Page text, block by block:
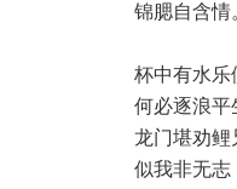
 锦腮自含情
 杯中有水乐
 何必逐浪平
 龙门堪劝鲤
 似我非无志